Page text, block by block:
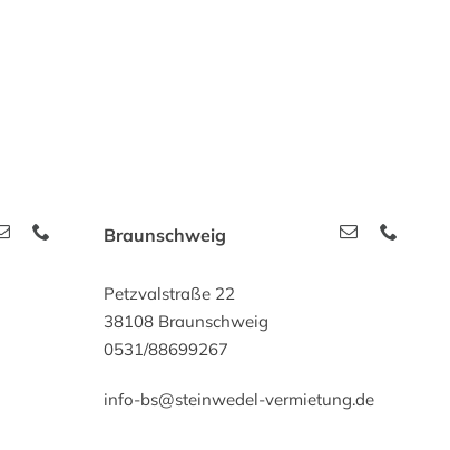
Braunschweig
Petzvalstraße 22
38108 Braunschweig
0531/88699267
info-bs@steinwedel-vermietung.de